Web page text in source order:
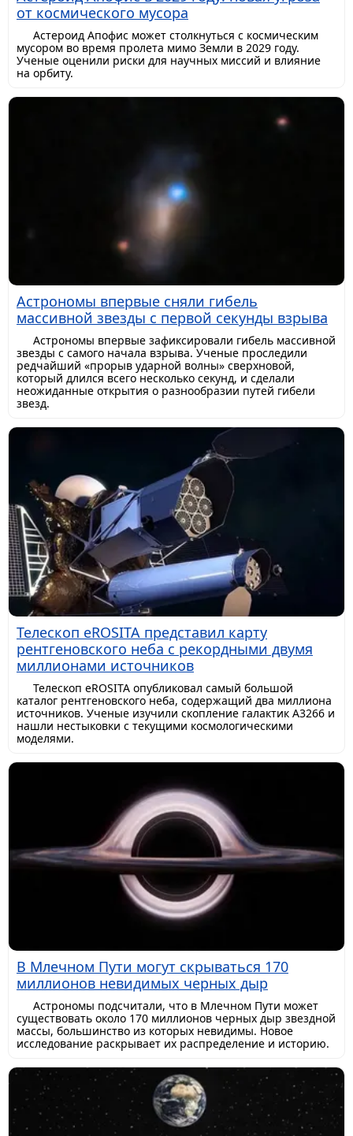
от космического мусора
Астероид Апофис может столкнуться с космическим
мусором во время пролета мимо Земли в 2029 году.
Ученые оценили риски для научных миссий и влияние
на орбиту.
Астрономы впервые сняли гибель
массивной звезды с первой секунды взрыва
Астрономы впервые зафиксировали гибель массивной
звезды с самого начала взрыва. Ученые проследили
редчайший «прорыв ударной волны» сверхновой,
который длился всего несколько секунд, и сделали
неожиданные открытия о разнообразии путей гибели
звезд.
Телескоп eROSITA представил карту
рентгеновского неба с рекордными двумя
миллионами источников
Телескоп eROSITA опубликовал самый большой
каталог рентгеновского неба, содержащий два миллиона
источников. Ученые изучили скопление галактик A3266 и
нашли нестыковки с текущими космологическими
моделями.
В Млечном Пути могут скрываться 170
миллионов невидимых черных дыр
Астрономы подсчитали, что в Млечном Пути может
существовать около 170 миллионов черных дыр звездной
массы, большинство из которых невидимы. Новое
исследование раскрывает их распределение и историю.